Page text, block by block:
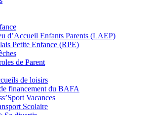
d’Accueil Enfants Parents (LAEP)
Petite Enfance (RPE)
de Parent
de loisirs
financement du BAFA
Vacances
Scolaire